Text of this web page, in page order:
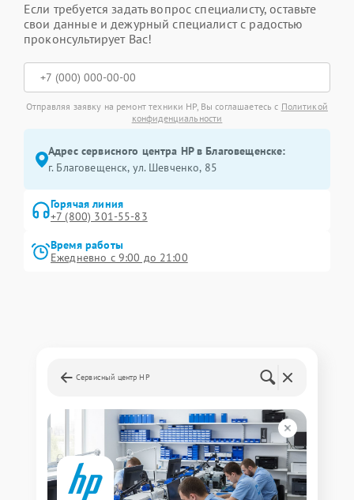
Если требуется задать вопрос специалисту, оставьте
свои данные и дежурный специалист с радостью
проконсультирует Вас!
Отправляя заявку на ремонт техники HP, Вы соглашаетесь с Политикой
конфиденциальности
Адрес сервисного центра HP в Благовещенске:
г. Благовещенск, ул. Шевченко, 85
Горячая линия
+7 (800) 301-55-83
Время работы
Ежедневно с 9:00 до 21:00
Сервисный центр HP